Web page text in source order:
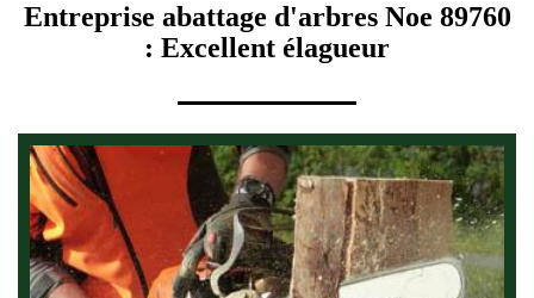
Entreprise abattage d'arbres Noe 89760
: Excellent élagueur